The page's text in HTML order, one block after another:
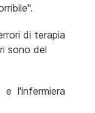
di terapia
sono del
l'infermiera